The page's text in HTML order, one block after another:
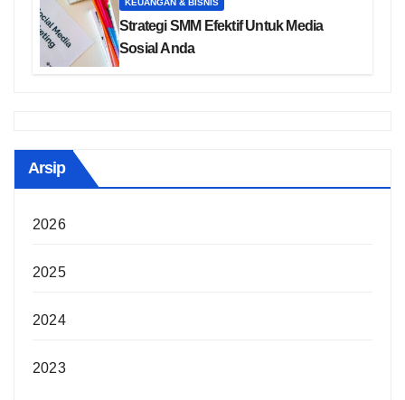
KEUANGAN & BISNIS
Strategi SMM Efektif Untuk Media
Sosial Anda
Arsip
2026
2025
2024
2023